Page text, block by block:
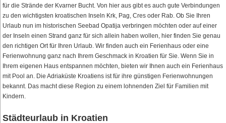
für die Strände der Kvarner Bucht. Von hier aus gibt es auch gute Verbindungen
zu den wichtigsten kroatischen Inseln Krk, Pag, Cres oder Rab. Ob Sie Ihren
Urlaub nun im historischen Seebad Opatija verbringen möchten oder auf einer
der Inseln einen Strand ganz für sich allein haben wollen, hier finden Sie genau
den richtigen Ort für Ihren Urlaub. Wir finden auch ein Ferienhaus oder eine
Ferienwohnung ganz nach Ihrem Geschmack in Kroatien für Sie. Wenn Sie in
Ihrem eigenen Haus entspannen möchten, bieten wir Ihnen auch ein Ferienhaus
mit Pool an. Die Adriaküste Kroatiens ist für ihre günstigen Ferienwohnungen
bekannt. Das macht diese Region zu einem lohnenden Ziel für Familien mit
Kindern.
Städteurlaub in Kroatien